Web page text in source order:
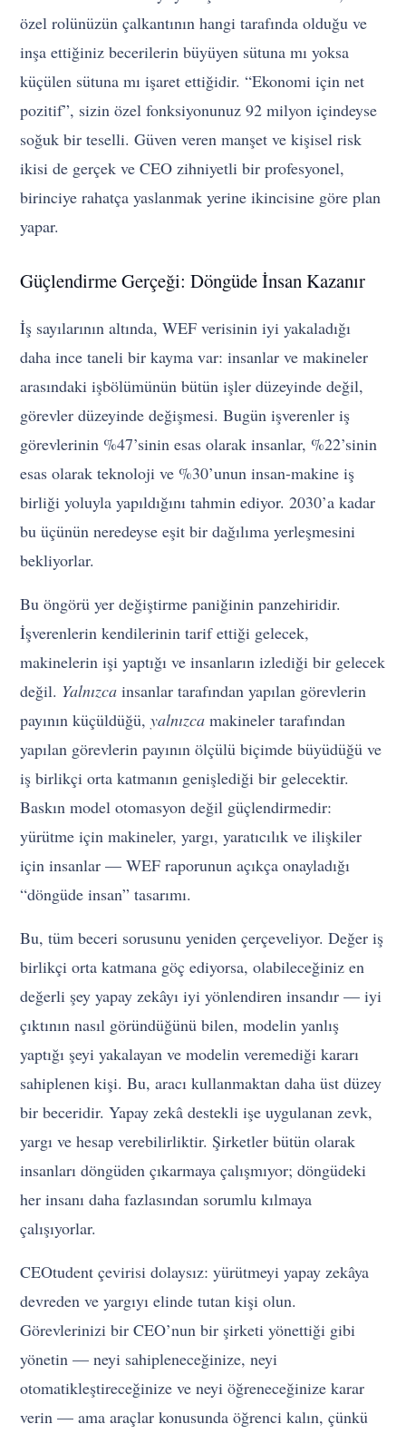
özel rolünüzün çalkantının hangi tarafında olduğu ve
inşa ettiğiniz becerilerin büyüyen sütuna mı yoksa
küçülen sütuna mı işaret ettiğidir. “Ekonomi için net
pozitif”, sizin özel fonksiyonunuz 92 milyon içindeyse
soğuk bir teselli. Güven veren manşet ve kişisel risk
ikisi de gerçek ve CEO zihniyetli bir profesyonel,
birinciye rahatça yaslanmak yerine ikincisine göre plan
yapar.
Güçlendirme Gerçeği: Döngüde İnsan Kazanır
İş sayılarının altında, WEF verisinin iyi yakaladığı
daha ince taneli bir kayma var: insanlar ve makineler
arasındaki işbölümünün bütün işler düzeyinde değil,
görevler düzeyinde değişmesi. Bugün işverenler iş
görevlerinin %47’sinin esas olarak insanlar, %22’sinin
esas olarak teknoloji ve %30’unun insan-makine iş
birliği yoluyla yapıldığını tahmin ediyor. 2030’a kadar
bu üçünün neredeyse eşit bir dağılıma yerleşmesini
bekliyorlar.
Bu öngörü yer değiştirme paniğinin panzehiridir.
İşverenlerin kendilerinin tarif ettiği gelecek,
makinelerin işi yaptığı ve insanların izlediği bir gelecek
değil. Yalnızca insanlar tarafından yapılan görevlerin
payının küçüldüğü,yalnızca makineler tarafından
yapılan görevlerin payının ölçülü biçimde büyüdüğü ve
iş birlikçi orta katmanın genişlediği bir gelecektir.
Baskın model otomasyon değil güçlendirmedir:
yürütme için makineler, yargı, yaratıcılık ve ilişkiler
için insanlar — WEF raporunun açıkça onayladığı
“döngüde insan” tasarımı.
Bu, tüm beceri sorusunu yeniden çerçeveliyor. Değer iş
birlikçi orta katmana göç ediyorsa, olabileceğiniz en
değerli şey yapay zekâyı iyi yönlendiren insandır — iyi
çıktının nasıl göründüğünü bilen, modelin yanlış
yaptığı şeyi yakalayan ve modelin veremediği kararı
sahiplenen kişi. Bu, aracı kullanmaktan daha üst düzey
bir beceridir. Yapay zekâ destekli işe uygulanan zevk,
yargı ve hesap verebilirliktir. Şirketler bütün olarak
insanları döngüden çıkarmaya çalışmıyor; döngüdeki
her insanı daha fazlasından sorumlu kılmaya
çalışıyorlar.
CEOtudent çevirisi dolaysız: yürütmeyi yapay zekâya
devreden ve yargıyı elinde tutan kişi olun.
Görevlerinizi bir CEO’nun bir şirketi yönettiği gibi
yönetin — neyi sahipleneceğinize, neyi
otomatikleştireceğinize ve neyi öğreneceğinize karar
verin — ama araçlar konusunda öğrenci kalın, çünkü